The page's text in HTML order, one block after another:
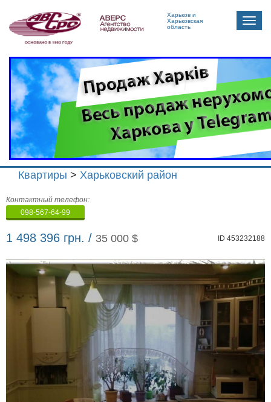
Харьков и
Харьковская
область
Toggle
Квартиры > Харьковский район
Агенство
недвижимости
"Аверс"
Контактный телефон:
098-567-64-99
1 498 396 грн. / 35 000 $ ID 453232188